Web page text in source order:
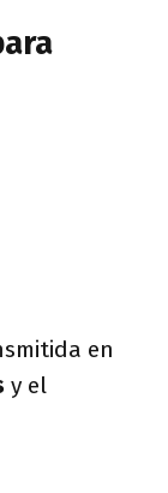
en
y el